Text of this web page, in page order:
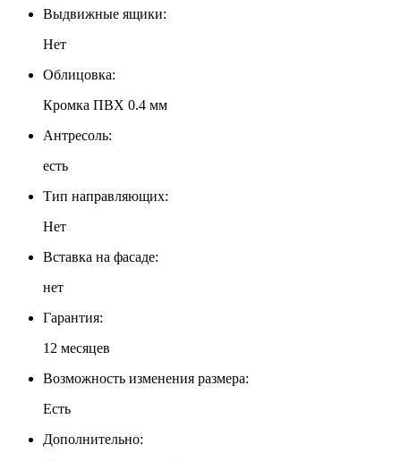
Выдвижные ящики:
Нет
Облицовка:
Кромка ПВХ 0.4 мм
Антресоль:
есть
Тип направляющих:
Нет
Вставка на фасаде:
нет
Гарантия:
12 месяцев
Возможность изменения размера:
Есть
Дополнительно: